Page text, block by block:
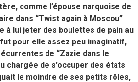
comme l’épouse narquoise de
dans “Twist again à Moscou”
à lui jeter des boulettes de pain au
pour elle assez peu imaginatif,
de “Zazie dans le
chargée de s’occuper des états
le moindre de ses petits rôles,